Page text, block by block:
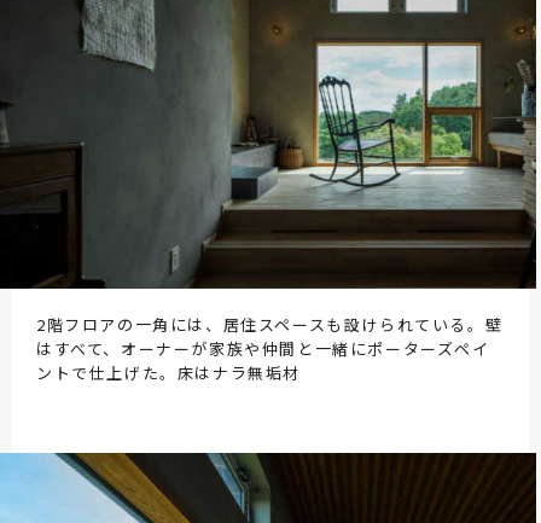
2階フロアの一角には、居住スペースも設けられている。壁
はすべて、オーナーが家族や仲間と一緒にポーターズペイ
ントで仕上げた。床はナラ無垢材